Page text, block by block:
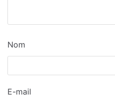
Nom
E-mail